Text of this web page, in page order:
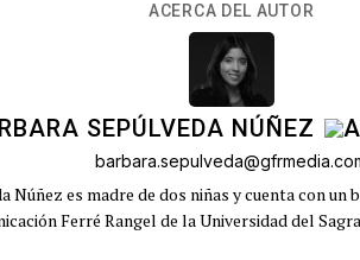
ACERCA DEL AUTOR
SEPÚLVEDA NÚÑEZ
Núñez es madre de dos niñas y cuenta con
Ferré Rangel de la Universidad del